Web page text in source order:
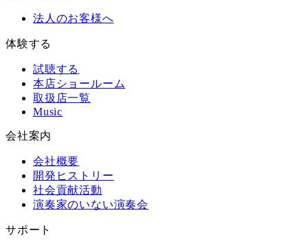
法人のお客様へ
体験する
試聴する
本店ショールーム
取扱店一覧
Music
会社案内
会社概要
開発ヒストリー
社会貢献活動
演奏家のいない演奏会
サポート